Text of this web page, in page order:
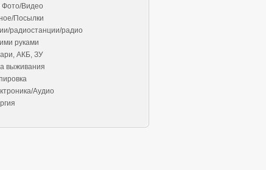
Фото/Видео
Посылки
радиостанции/радио
руками
АКБ, ЗУ
выживания
Аудио